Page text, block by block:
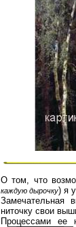
О том, что
каждую дырочку) я
Замечательная
ниточку свои
Процессами ее